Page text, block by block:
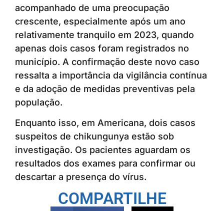
acompanhado de uma preocupação
crescente, especialmente após um ano
relativamente tranquilo em 2023, quando
apenas dois casos foram registrados no
município. A confirmação deste novo caso
ressalta a importância da vigilância contínua
e da adoção de medidas preventivas pela
população.
Enquanto isso, em Americana, dois casos
suspeitos de chikungunya estão sob
investigação. Os pacientes aguardam os
resultados dos exames para confirmar ou
descartar a presença do vírus.
COMPARTILHE